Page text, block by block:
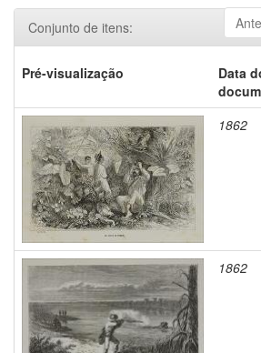
Conjunto de itens:
Pré-visualização
Data
1862
1862